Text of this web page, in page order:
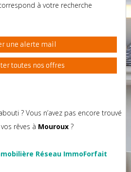
à votre recherche
une alerte mail
toutes nos offres
? Vous n’avez pas encore trouvé
rêves à Mouroux ?
Réseau ImmoForfait